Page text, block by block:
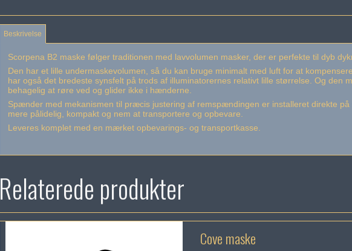
Beskrivelse
Scorpena B2 maske følger traditionen med lavvolumen masker, der er perfekte til dyb
Den har et lille undermaskevolumen, så du kan bruge minimalt med luft for at
har også det bredeste synsfelt på trods af illuminatorernes relativt lille størrelse. Og den
behagelig at røre ved og glider ikke i hænderne.
Spænder med mekanismen til præcis justering af remspændingen er installeret direkte
mere pålidelig, kompakt og nem at transportere og opbevare.
Leveres komplet med en mærket opbevarings- og transportkasse.
Relaterede produkter
Cove maske